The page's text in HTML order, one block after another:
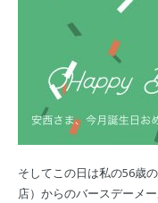
そしてこの日は私の56歳
店）からのバースデーメー